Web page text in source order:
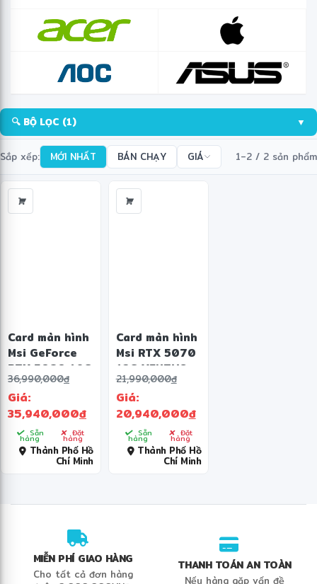
🔍 BỘ LỌC (1) ▼
Sắp xếp: MỚI NHẤT BÁN CHẠY GIÁ 1–2 / 2 sản phẩm
Card màn hình
Msi GeForce
RTX 5080 16G
SHADOW 3X
OC 16GB
GDDR7
36,990,000đ
Giá:
35,940,000đ
Sẵn
hàng Đặt
hàng
Thành Phố Hồ
Chí Minh
Card màn hình
Msi RTX 5070
12G VENTUS
2X OC 12GB
GDDR7
21,990,000đ
Giá:
20,940,000đ
Sẵn
hàng Đặt
hàng
Thành Phố Hồ
Chí Minh
MIỄN PHÍ GIAO HÀNG
Cho tất cả đơn hàng
THANH TOÁN AN TOÀN
Nếu hàng gặp vấn đề